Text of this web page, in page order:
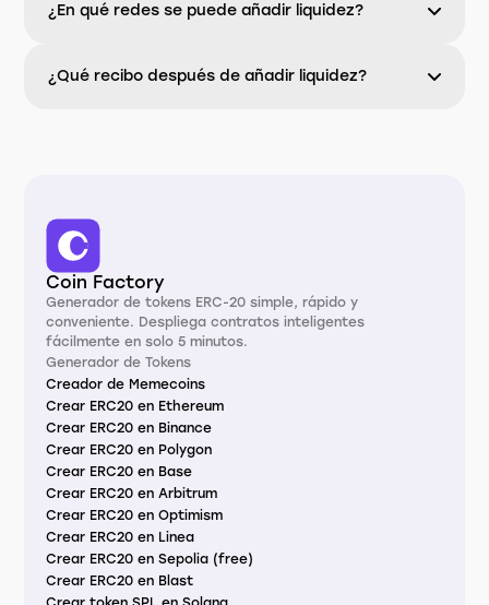
¿En qué redes se puede añadir liquidez?
¿Qué recibo después de añadir liquidez?
Coin Factory
Generador de tokens ERC-20 simple, rápido y
conveniente. Despliega contratos inteligentes
fácilmente en solo 5 minutos.
Generador de Tokens
Creador de Memecoins
Crear ERC20 en Ethereum
Crear ERC20 en Binance
Crear ERC20 en Polygon
Crear ERC20 en Base
Crear ERC20 en Arbitrum
Crear ERC20 en Optimism
Crear ERC20 en Linea
Crear ERC20 en Sepolia (free)
Crear ERC20 en Blast